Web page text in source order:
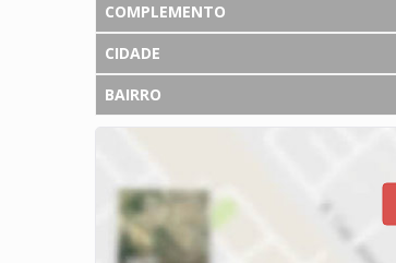
COMPLEMENTO
CIDADE
BAIRRO